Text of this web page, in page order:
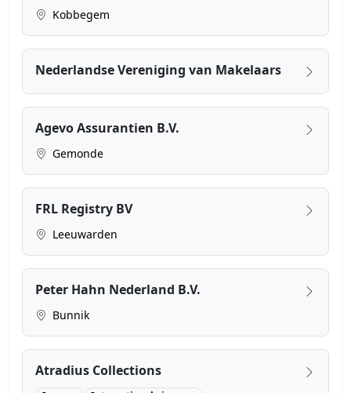
Kobbegem
Nederlandse Vereniging van Makelaars
Agevo Assurantien B.V.
Gemonde
FRL Registry BV
Leeuwarden
Peter Hahn Nederland B.V.
Bunnik
Atradius Collections